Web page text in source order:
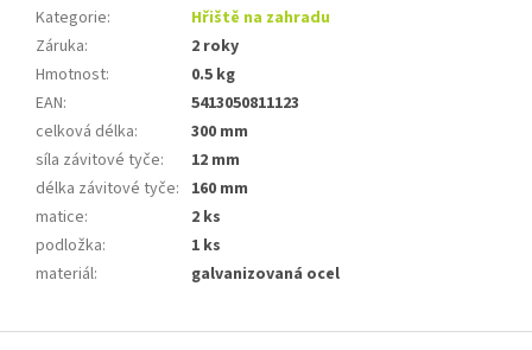
Kategorie:
Hřiště na zahradu
Záruka:
2 roky
Hmotnost:
0.5 kg
EAN:
5413050811123
celková délka:
300 mm
síla závitové tyče:
12 mm
délka závitové tyče: 160 mm
matice:
2 ks
podložka:
1 ks
materiál: galvanizovaná ocel